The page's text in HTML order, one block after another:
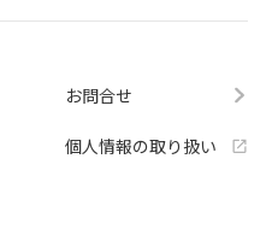
お問合せ
個人情報の取り扱い